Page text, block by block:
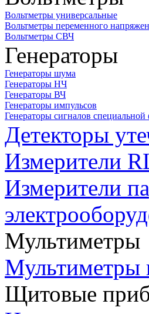
Вольтметры универсальные
Вольтметры переменного
Вольтметры СВЧ
Генераторы
Генераторы шума
Генераторы НЧ
Генераторы ВЧ
Генераторы импульсов
Генераторы сигналов
Детекторы
Измерители
Измерители
Мультиметры
Мультиметры
Щитовые